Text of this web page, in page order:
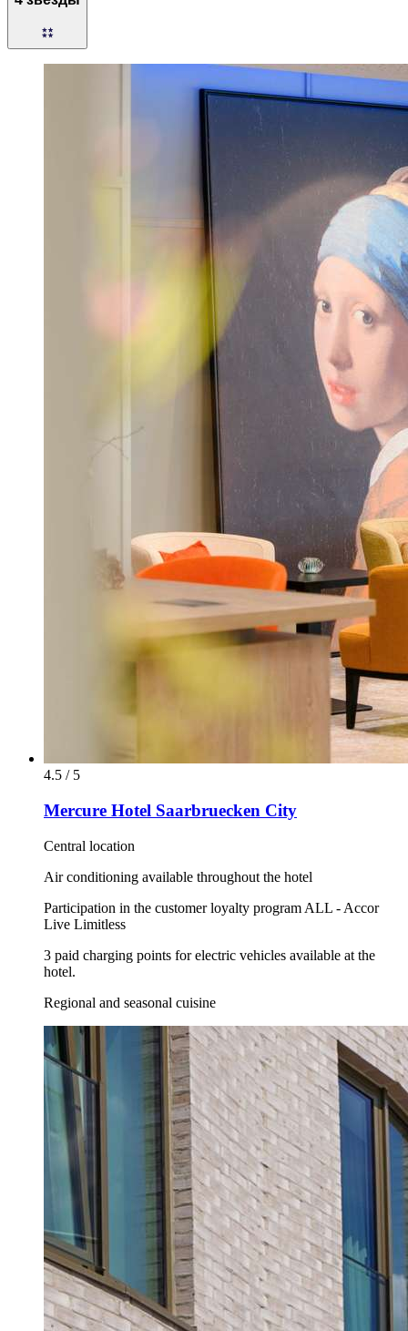
4.5 / 5
Mercure Hotel Saarbruecken City
Central location
Air conditioning available throughout the hotel
Participation in the customer loyalty program ALL - Accor
Live Limitless
3 paid charging points for electric vehicles available at the
hotel.
Regional and seasonal cuisine